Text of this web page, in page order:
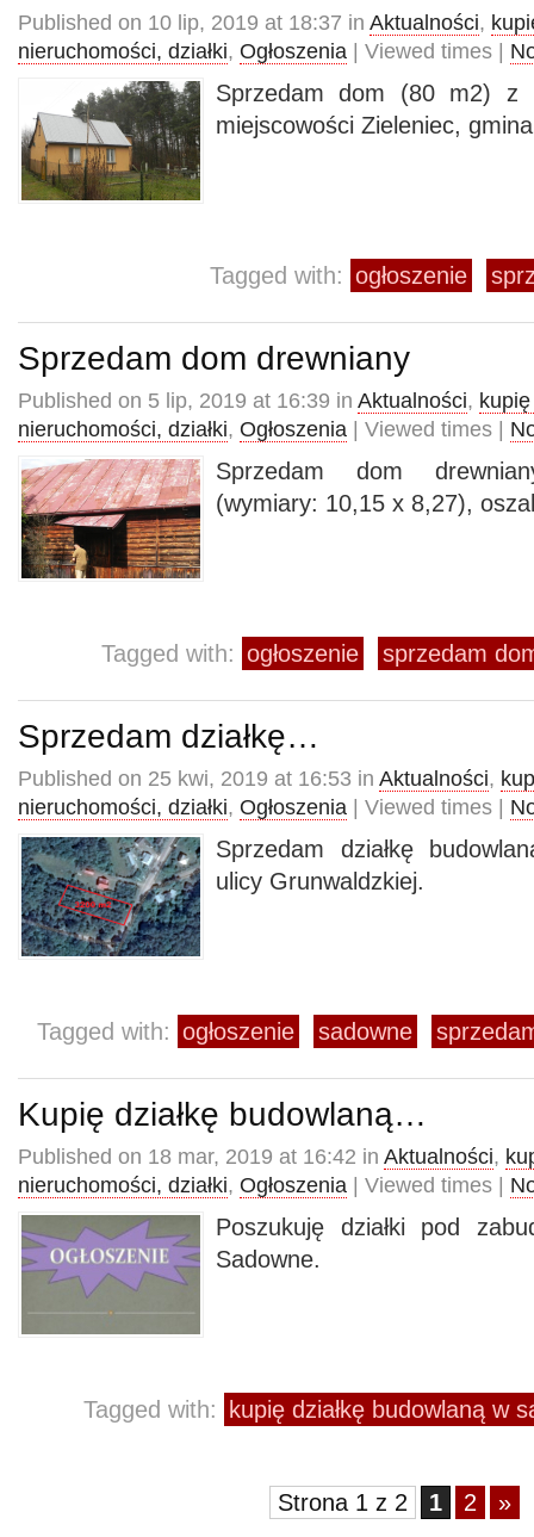
Published on 10 lip, 2019 at 18:37 in Aktualności,
nieruchomości, działki, Ogłoszenia | Viewed times |
Sprzedam dom (80 m2)
miejscowości Zieleniec,
Tagged with: ogłoszenie
Sprzedam dom drewniany
Published on 5 lip, 2019 at 16:39 in Aktualności,
nieruchomości, działki, Ogłoszenia | Viewed times |
Sprzedam dom
(wymiary: 10,15 x 8,27),
Tagged with: ogłoszenie sprzedam
Sprzedam działkę…
Published on 25 kwi, 2019 at 16:53 in Aktualności,
nieruchomości, działki, Ogłoszenia | Viewed times |
Sprzedam działkę
ulicy Grunwaldzkiej.
Tagged with: ogłoszenie sadowne
Kupię działkę budowlaną…
Published on 18 mar, 2019 at 16:42 in Aktualności,
nieruchomości, działki, Ogłoszenia | Viewed times |
Poszukuję działki pod
Sadowne.
Tagged with: kupię działkę budowlaną w
Strona 1 z 2 1 2 »